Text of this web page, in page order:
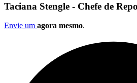
Taciana Stengle - Chefe de
Envie um agora mesmo.